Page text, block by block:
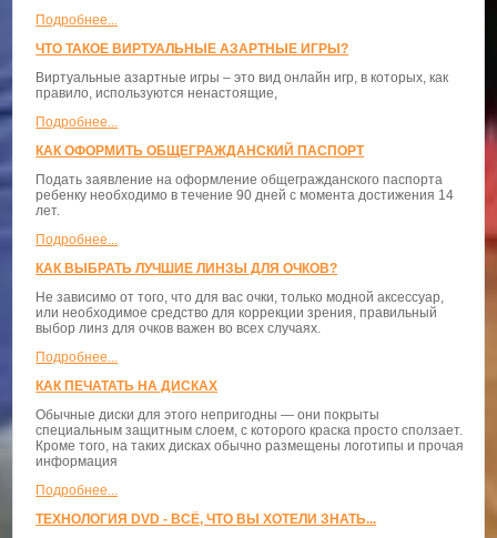
Подробнее...
ЧТО ТАКОЕ ВИРТУАЛЬНЫЕ АЗАРТНЫЕ ИГРЫ?
Виртуальные азартные игры – это вид онлайн игр, в которых, как
правило, используются ненастоящие,
Подробнее...
КАК ОФОРМИТЬ ОБЩЕГРАЖДАНСКИЙ ПАСПОРТ
Подать заявление на оформление общегражданского паспорта
ребенку необходимо в течение 90 дней с момента достижения 14
лет.
Подробнее...
КАК ВЫБРАТЬ ЛУЧШИЕ ЛИНЗЫ ДЛЯ ОЧКОВ?
Не зависимо от того, что для вас очки, только модной аксессуар,
или необходимое средство для коррекции зрения, правильный
выбор линз для очков важен во всех случаях.
Подробнее...
КАК ПЕЧАТАТЬ НА ДИСКАХ
Обычные диски для этого непригодны — они покрыты
специальным защитным слоем, с которого краска просто сползает.
Кроме того, на таких дисках обычно размещены логотипы и прочая
информация
Подробнее...
ТЕХНОЛОГИЯ DVD - ВСЁ, ЧТО ВЫ ХОТЕЛИ ЗНАТЬ...